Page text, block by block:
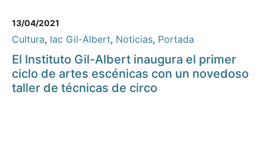
13/04/2021
Cultura, Iac Gil-Albert, Noticias, Portada
El Instituto Gil-Albert inaugura el primer
ciclo de artes escénicas con un novedoso
taller de técnicas de circo